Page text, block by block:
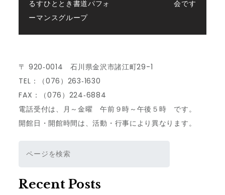
稿
ナ
ゲ
ー
シ
ョ
ン
るすひととき書道パフォ
ーマンスグループ
会です
〒 920‐0014 石川県金沢市諸江町29-1
TEL：（076）263‐1630
FAX：（076）224‐6884
電話受付は、月～金曜 午前９時～午後５時 です。
開館日・開館時間は、活動・行事により異なります。
Recent Posts